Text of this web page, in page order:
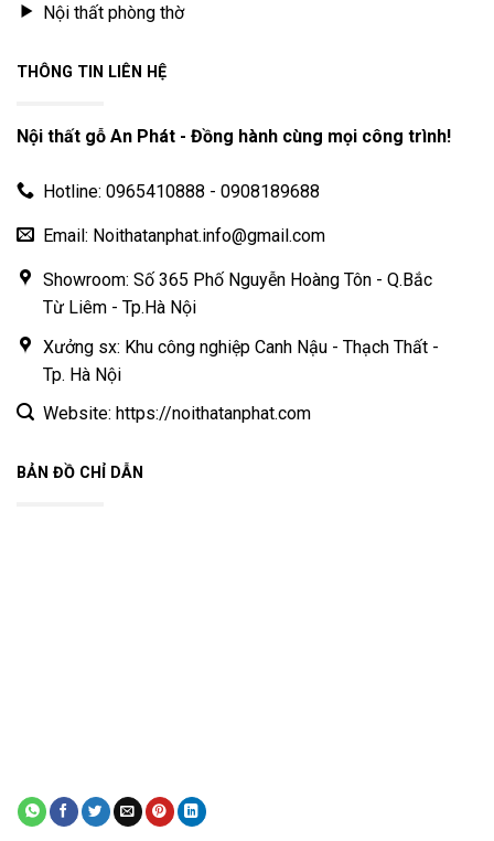
Nội thất phòng thờ
THÔNG TIN LIÊN HỆ
Nội thất gỗ An Phát - Đồng hành cùng mọi công trình!
Hotline: 0965410888 - 0908189688
Email: Noithatanphat.info@gmail.com
Showroom: Số 365 Phố Nguyễn Hoàng Tôn - Q.Bắc
Từ Liêm - Tp.Hà Nội
Xưởng sx: Khu công nghiệp Canh Nậu - Thạch Thất -
Tp. Hà Nội
Website: https://noithatanphat.com
BẢN ĐỒ CHỈ DẪN